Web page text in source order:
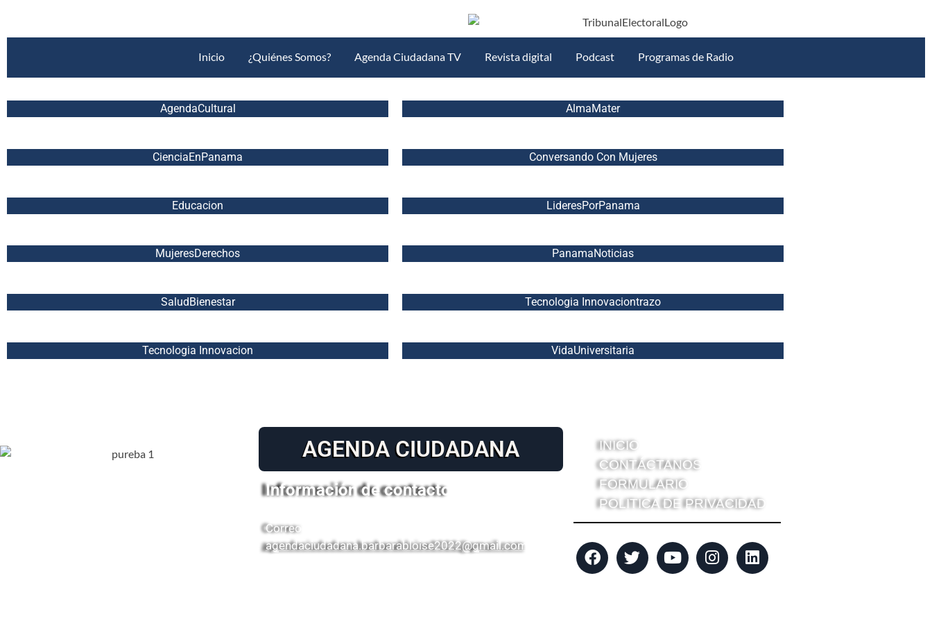
Inicio ¿Quiénes Somos? Agenda Ciudadana TV Revista digital Podcast Programas de Radio
AgendaCultural AlmaMater
CienciaEnPanama Conversando Con Mujeres
Educacion LideresPorPanama
MujeresDerechos PanamaNoticias
SaludBienestar Tecnologia Innovaciontrazo
Tecnologia Innovacion VidaUniversitaria
AGENDA CIUDADANA
Información de contacto
Correo:
agendaciudadana.barbarabloise2022@gmail.com
INICIO
CONTÁCTANOS
FORMULARIO
POLITICA DE PRIVACIDAD